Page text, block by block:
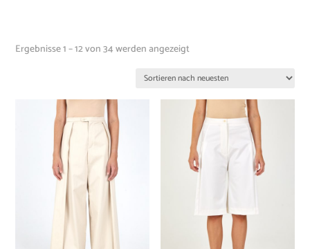
Ergebnisse 1 – 12 von 34 werden angezeigt